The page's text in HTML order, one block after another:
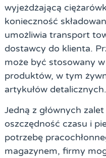
wyjeżdżającą
konieczność
umożliwia transport
dostawcy do klienta.
może być stosowany
produktów, w tym
artykułów detalicznych.
Jedną z głównych
oszczędność czasu i
potrzebę
magazynem, firmy